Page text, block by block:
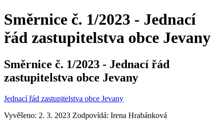
Směrnice č. 1/2023 - Jednací
řád zastupitelstva obce Jevany
Směrnice č. 1/2023 - Jednací řád
zastupitelstva obce Jevany
Jednací řád zastupitelstva obce Jevany
Vyvěšeno: 2. 3. 2023 Zodpovídá: Irena Hrabánková